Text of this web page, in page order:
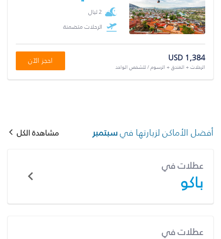
2 ليال
الرحلات متضمنة
USD 1,384
الرحلات + الفندق + الرسوم / للشخص الواحد
احجز الآن
أفضل الأماكن لزيارتها فيسبتمبر مشاهدة الكل
عطلات في
باكو
عطلات في